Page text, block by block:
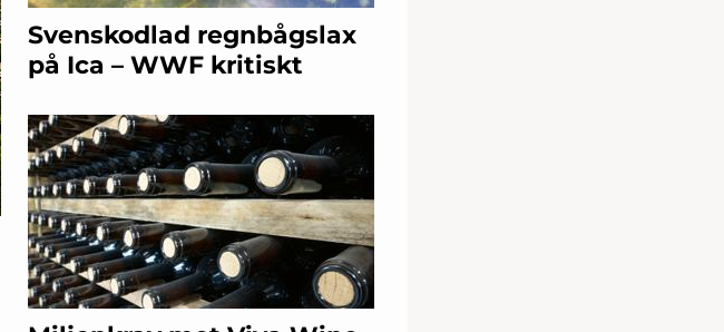
Svenskodlad regnbågslax
på Ica – WWF kritiskt